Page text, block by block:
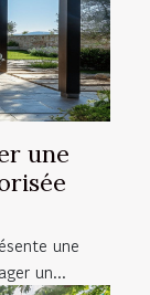
une
une
un...